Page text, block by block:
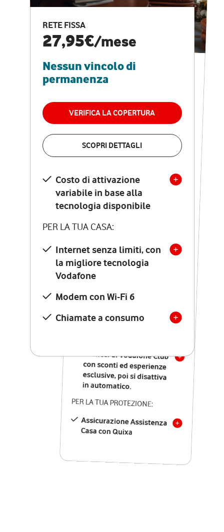
RETE FISSA
27,95€/mese
Nessun vincolo di
permanenza
VERIFICA LA COPERTURA
SCOPRI DETTAGLI
Costo di attivazione
variabile in base alla
tecnologia disponibile
PER LA TUA CASA:
Internet senza limiti, con
la migliore tecnologia
Vodafone
Modem con Wi-Fi 6
Chiamate a consumo
CASA PRO
Internet veloce e
vantaggi speciali
RETE FISSA + VODAFONE CLUB
29,95€
permanenza
VERIFICA LA COPERTURA
Costo di attivazione
variabile in base alla
tecnologia disponibile
PER LA TUA CASA:
Internet senza limiti, con
la migliore tecnologia
Vodafone
Modem Seven con Wi-Fi 7
Chiamate illimitate verso
numeri fissi e mobili
nazionali
12 mesi di Vodafone Club
con sconti ed esperienze
esclusive, poi si disattiva
in automatico.
PER LA TUA PROTEZIONE:
Assicurazione Assistenza
Casa con Quixa